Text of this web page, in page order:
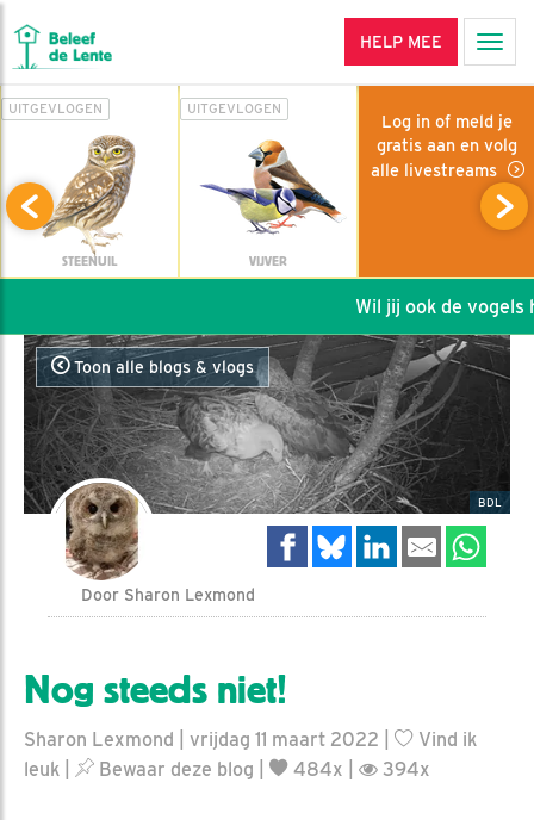
HELP MEE
UITGEVLOGEN
STEENUIL
UITGEVLOGEN
VIJVER
Log in of meld je
gratis aan en volg
alle livestreams
Wil jij ook de vogels
Toon alle blogs & vlogs
BDL
Door Sharon Lexmond
Nog steeds niet!
Sharon Lexmond | vrijdag 11 maart 2022 |
Vind ik
leuk
Bewaar deze blog 484x | 394x